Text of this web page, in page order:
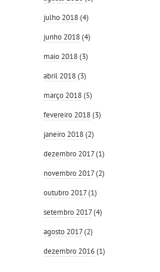
julho 2018(4)
junho 2018(4)
maio 2018(3)
abril 2018(3)
março 2018(5)
fevereiro 2018(3)
janeiro 2018(2)
dezembro 2017(1)
novembro 2017(2)
outubro 2017(1)
setembro 2017(4)
agosto 2017(2)
dezembro 2016(1)